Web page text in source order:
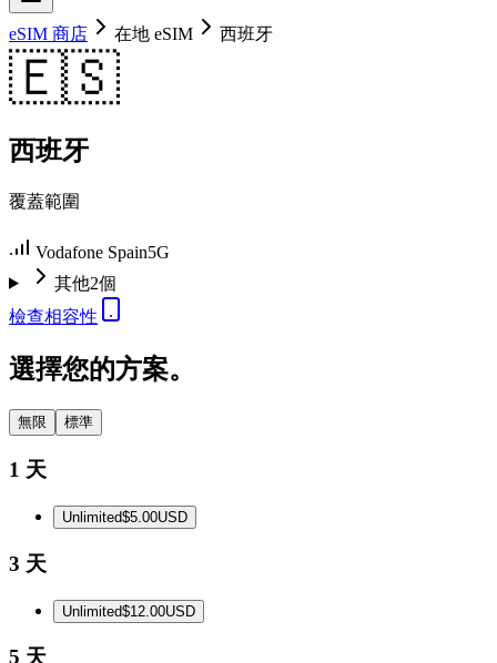
eSIM 商店 在地 eSIM 西班牙
🇪🇸
西班牙
覆蓋範圍
Vodafone Spain5G
其他2個
檢查相容性
選擇您的方案。
無限 標準
1 天
Unlimited$5.00USD
3 天
Unlimited$12.00USD
5 天